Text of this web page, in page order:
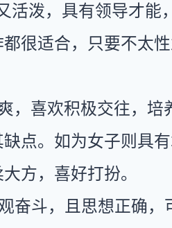
活泼，具有领导才能
很适合，只要不太
，喜欢积极交往，培
点。如为女子则具
方，喜好打扮。
奋斗，且思想正确，